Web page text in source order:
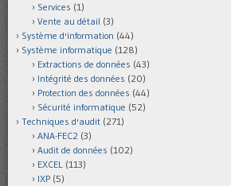
Services (1)
Vente au détail (3)
Système d'information (44)
Système informatique (128)
Extractions de données (43)
Intégrité des données (20)
Protection des données (44)
Sécurité informatique (52)
Techniques d'audit (271)
ANA-FEC2 (3)
Audit de données (102)
EXCEL (113)
IXP (5)